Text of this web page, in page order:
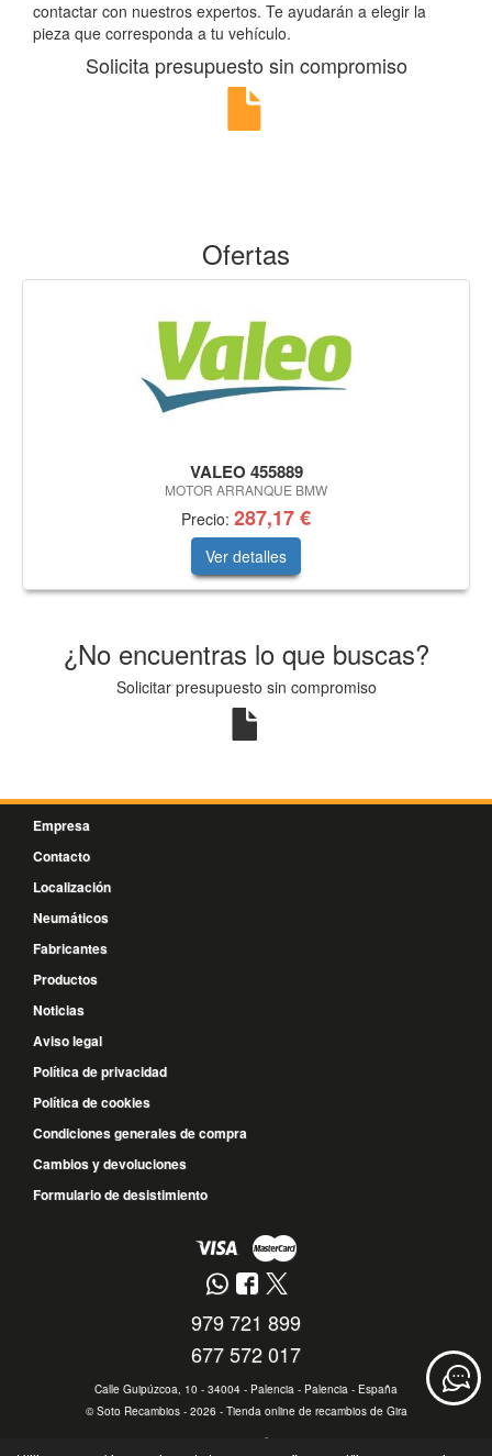
contactar con nuestros expertos. Te ayudarán a elegir la
pieza que corresponda a tu vehículo.
Solicita presupuesto sin compromiso
Ofertas
VALEO 455889
MOTOR ARRANQUE BMW
Precio: 287,17 €
Ver detalles
¿No encuentras lo que buscas?
Solicitar presupuesto sin compromiso
Empresa
Contacto
Localización
Neumáticos
Fabricantes
Productos
Noticias
Aviso legal
Política de privacidad
Política de cookies
Condiciones generales de compra
Cambios y devoluciones
Formulario de desistimiento
979 721 899
677 572 017
Calle Guipúzcoa, 10 - 34004 - Palencia - Palencia - España
©Soto Recambios- 2026 - Tienda online de recambios de Gira